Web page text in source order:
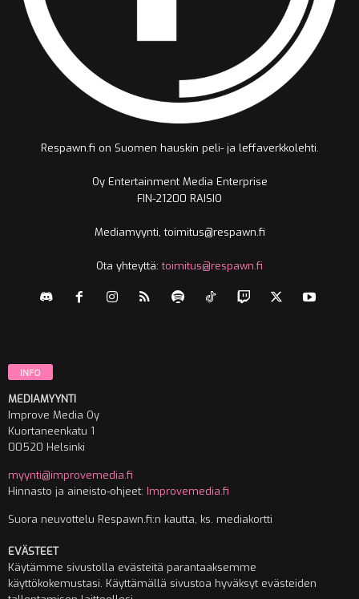
Respawn.fi on Suomen hauskin peli- ja leffaverkkolehti.
Oy Entertainment Media Enterprise
FIN-21200 RAISIO
Mediamyynti, toimitus@respawn.fi
Ota yhteyttä:toimitus@respawn.fi
INFO
MEDIAMYYNTI
Improve Media Oy
Kuortaneenkatu 1
00520 Helsinki
myynti@improvemedia.fi
Hinnasto ja aineisto-ohjeet: Improvemedia.fi
Suora neuvottelu Respawn.fi:n kautta, ks. mediakortti
EVÄSTEET
Käytämme sivustolla evästeitä parantaaksemme
käyttökokemustasi. Käyttämällä sivustoa hyväksyt evästeiden